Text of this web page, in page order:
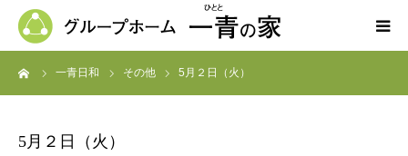
一青日和 その他 5月２日（火）
5月２日（火）
ホーム